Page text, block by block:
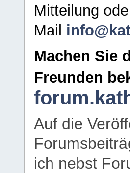
Mitteilung
Mail
Machen Sie
Freunden
Auf die
ich nebst